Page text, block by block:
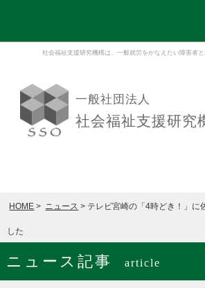
社会福祉支援研究機構は、一般就労をかなえたい障害者
一般社団法人
社会福祉支援研究
HOME > ニュース > テレビ宮崎の「4時どき！」に
した
ニュース記事 article